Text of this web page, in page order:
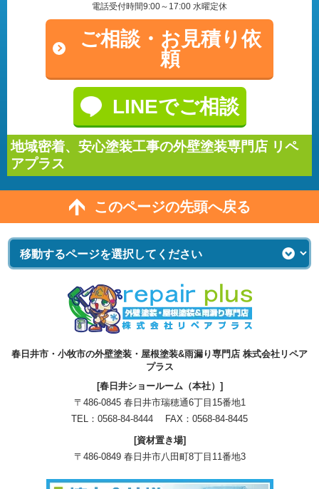
電話受付時間9:00～17:00 水曜定休
ご相談・ お見積り依
頼
LINEでご相談
地域密着、安心塗装工事の外壁塗装専門店 リペ
アプラス
このページの先頭へ戻る
春日井市・小牧市の外壁塗装・屋根塗装&雨漏り専門店 株式会社リペア
プラス
[春日井ショールーム（本社）]
〒486-0845 春日井市瑞穂通6丁目15番地1
TEL： 0568-84-8444 FAX：0568-84-8445
[資材置き場]
〒486-0849 春日井市八田町8丁目11番地3